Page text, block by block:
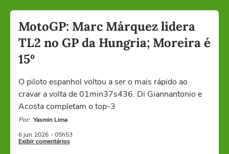
MotoGP: Marc Márquez lidera
TL2 no GP da Hungria; Moreira é
15º
O piloto espanhol voltou a ser o mais rápido ao
cravar a volta de 01min37s436. Di Giannantonio e
Acosta completam o top-3
Por: Yasmin Lima
6 jun 2026 - 05h53
Exibir comentários